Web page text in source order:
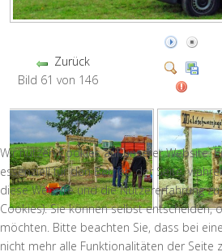
Zurück
Bild 61 von 146
Wir nutzen Cookies auf unserer Website.
essenziell für den Betrieb der Seite,
diese Website und die Nutzererfahrung zu
Cookies). Sie können selbst entscheiden,
möchten. Bitte beachten Sie, dass bei
nicht mehr alle Funktionalitäten der Seite